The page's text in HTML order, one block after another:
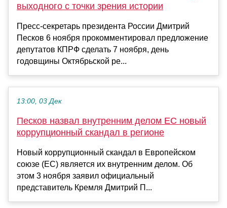
выходного с точки зрения истории
Пресс-секретарь президента России Дмитрий
Песков 6 ноября прокомментировал предложение
депутатов КПРФ сделать 7 ноября, день
годовщины Октябрьской ре...
13:00, 03 Дек
Песков назвал внутренним делом ЕС новый
коррупционный скандал в регионе
Новый коррупционный скандал в Европейском
союзе (ЕС) является их внутренним делом. Об
этом 3 ноября заявил официальный
представитель Кремля Дмитрий П...